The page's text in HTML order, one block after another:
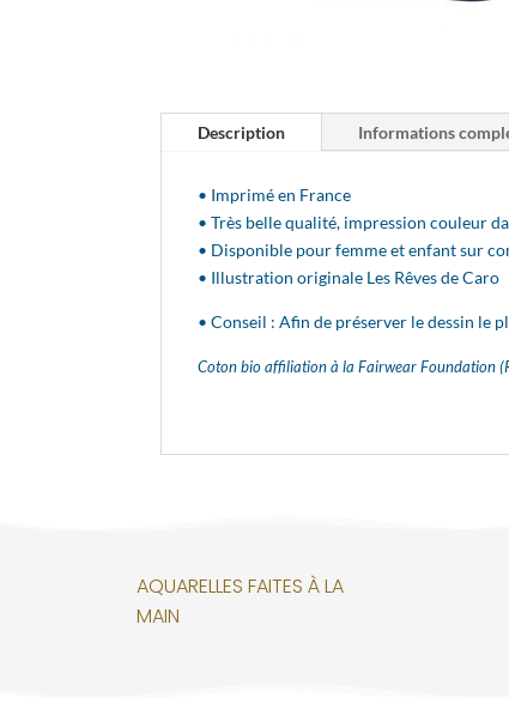
Description Informations
• Imprimé en France
• Très belle qualité, impression couleur
• Disponible pour femme et enfant sur
• Illustration originale Les Rêves de Caro
• Conseil : Afin de préserver le dessin le
Coton bio affiliation à la Fairwear Foundation
AQUARELLES FAITES À LA
MAIN